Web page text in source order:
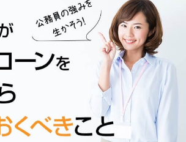
めコンテンツ
総合人気ランキング
とにかくすぐ借りたい方向け
バレずに借りたい方向け